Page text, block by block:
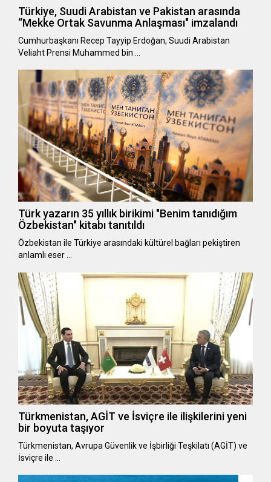
Türkiye, Suudi Arabistan ve Pakistan arasında
“Mekke Ortak Savunma Anlaşması" imzalandı
Cumhurbaşkanı Recep Tayyip Erdoğan, Suudi Arabistan
Veliaht Prensi Muhammed bin …
Türk yazarın 35 yıllık birikimi "Benim tanıdığım
Özbekistan" kitabı tanıtıldı
Özbekistan ile Türkiye arasındaki kültürel bağları pekiştiren
anlamlı eser …
Türkmenistan, AGİT ve İsviçre ile ilişkilerini yeni
bir boyuta taşıyor
Türkmenistan, Avrupa Güvenlik ve İşbirliği Teşkilatı (AGİT) ve
İsviçre ile …